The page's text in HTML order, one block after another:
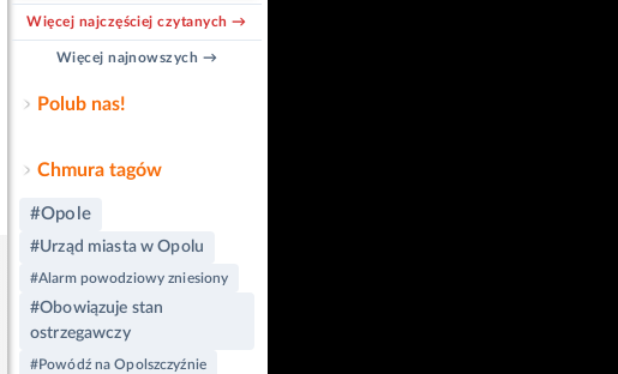
Więcej najczęściej czytanych →
Więcej najnowszych →
Polub nas!
Chmura tagów
#Opole
#Urząd miasta w Opolu
#Alarm powodziowy zniesiony
#Obowiązuje stan
ostrzegawczy
#Powódź na Opolszczyźnie